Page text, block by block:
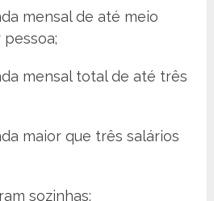
mensal de até meio
mensal total de até três
maior que três salários
sozinhas;